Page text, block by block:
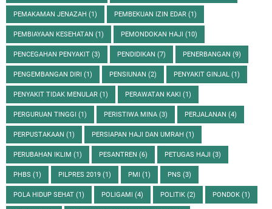
PEMAKAMAN JENAZAH (1) PEMBEKUAN IZIN EDAR (1)
PEMBIAYAAN KESEHATAN (1) PEMONDOKAN HAJI (10)
PENCEGAHAN PENYAKIT (3) PENDIDIKAN (7) PENERBANGAN (9)
PENGEMBANGAN DIRI (1) PENSIUNAN (2) PENYAKIT GINJAL (1)
PENYAKIT TIDAK MENULAR (1) PERAWATAN KAKI (1)
PERGURUAN TINGGI (1) PERISTIWA MINA (3) PERJALANAN (4)
PERPUSTAKAAN (1) PERSIAPAN HAJI DAN UMRAH (1)
PERUBAHAN IKLIM (1) PESANTREN (6) PETUGAS HAJI (3)
PHBS (1) PILPRES 2019 (1) PMI (1) PNS (3)
POLA HIDUP SEHAT (1) POLIGAMI (4) POLITIK (2) PONDOK (1)